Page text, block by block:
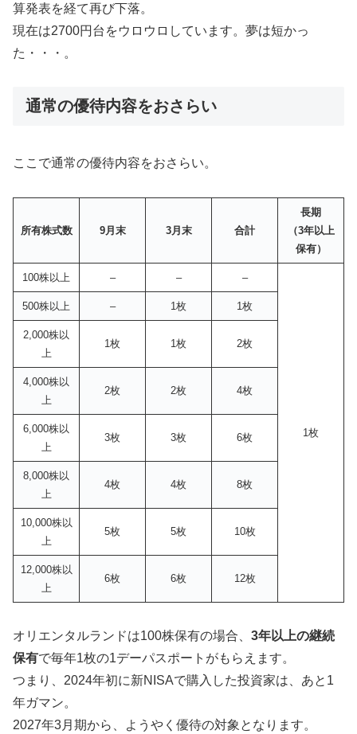
算発表を経て再び下落。
現在は2700円台をウロウロしています。夢は短かっ
た・・・。
通常の優待内容をおさらい
ここで通常の優待内容をおさらい。
所有株式数 9月末 3月末 合計
長期
（3年以上
保有）
100株以上 – – –
1枚
500株以上 – 1枚 1枚
2,000株以
上
1枚 1枚 2枚
4,000株以
上
2枚 2枚 4枚
6,000株以
上
3枚 3枚 6枚
8,000株以
上
4枚 4枚 8枚
10,000株以
上
5枚 5枚 10枚
12,000株以
上
6枚 6枚 12枚
オリエンタルランドは100株保有の場合、 3年以上の継続
保有で毎年1枚の1デーパスポートがもらえます。
つまり、2024年初に新NISAで購入した投資家は、あと1
年ガマン。
2027年3月期から、ようやく優待の対象となります。